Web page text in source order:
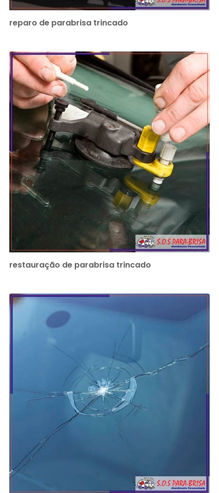
reparo de parabrisa trincado
restauração de parabrisa trincado